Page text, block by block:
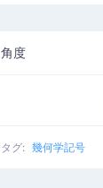
角度
タグ: 幾何学記号